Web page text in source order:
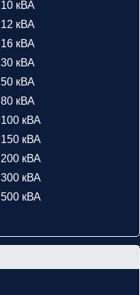
10 кВА
12 кВА
16 кВА
30 кВА
50 кВА
80 кВА
100 кВА
150 кВА
200 кВА
300 кВА
500 кВА